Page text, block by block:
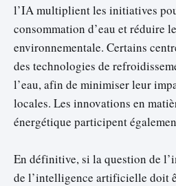
l’IA multiplient les initiatives
consommation d’eau et réduire
environnementale. Certains
des technologies de
l’eau, afin de minimiser leur
locales. Les innovations en
énergétique participent
En définitive, si la question de
de l’intelligence artificielle doit